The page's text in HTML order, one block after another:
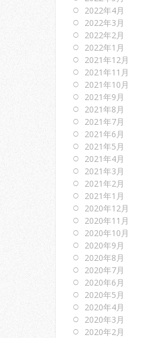
2022年4月
2022年3月
2022年2月
2022年1月
2021年12月
2021年11月
2021年10月
2021年9月
2021年8月
2021年7月
2021年6月
2021年5月
2021年4月
2021年3月
2021年2月
2021年1月
2020年12月
2020年11月
2020年10月
2020年9月
2020年8月
2020年7月
2020年6月
2020年5月
2020年4月
2020年3月
2020年2月